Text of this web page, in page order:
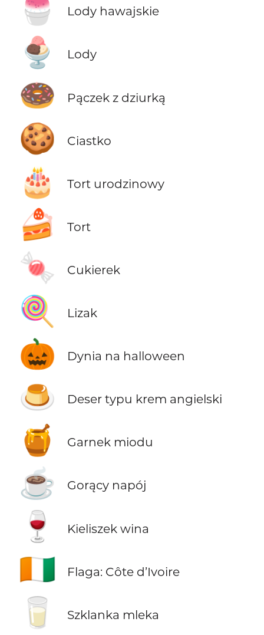
🍧 Lody hawajskie
🍨 Lody
🍩 Pączek z dziurką
🍪 Ciastko
🎂 Tort urodzinowy
🍰 Tort
🍬 Cukierek
🍭 Lizak
🎃 Dynia na halloween
🍮 Deser typu krem angielski
🍯 Garnek miodu
☕ Gorący napój
🍷 Kieliszek wina
🇨🇮 Flaga: Côte d’Ivoire
🥛 Szklanka mleka